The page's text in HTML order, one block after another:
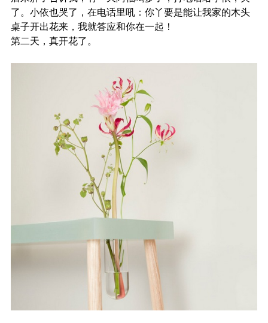
了。小依也哭了，在电话里吼：你丫要是能让我家的木头
桌子开出花来，我就答应和你在一起！
第二天，真开花了。